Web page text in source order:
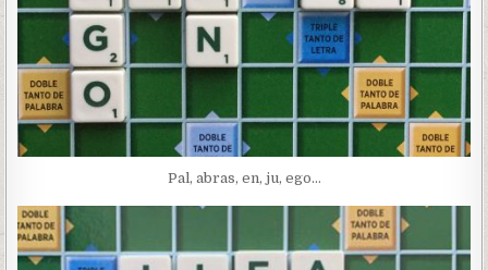
Pal, abras, en, ju, ego…